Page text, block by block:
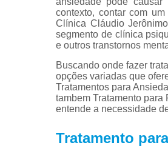
contexto, contar com
Clínica Cláudio
segmento de clínica
e outros transtornos
Buscando onde fazer
opções variadas que
Tratamentos para
tambem Tratamento
entende a necessidade
Tratamento